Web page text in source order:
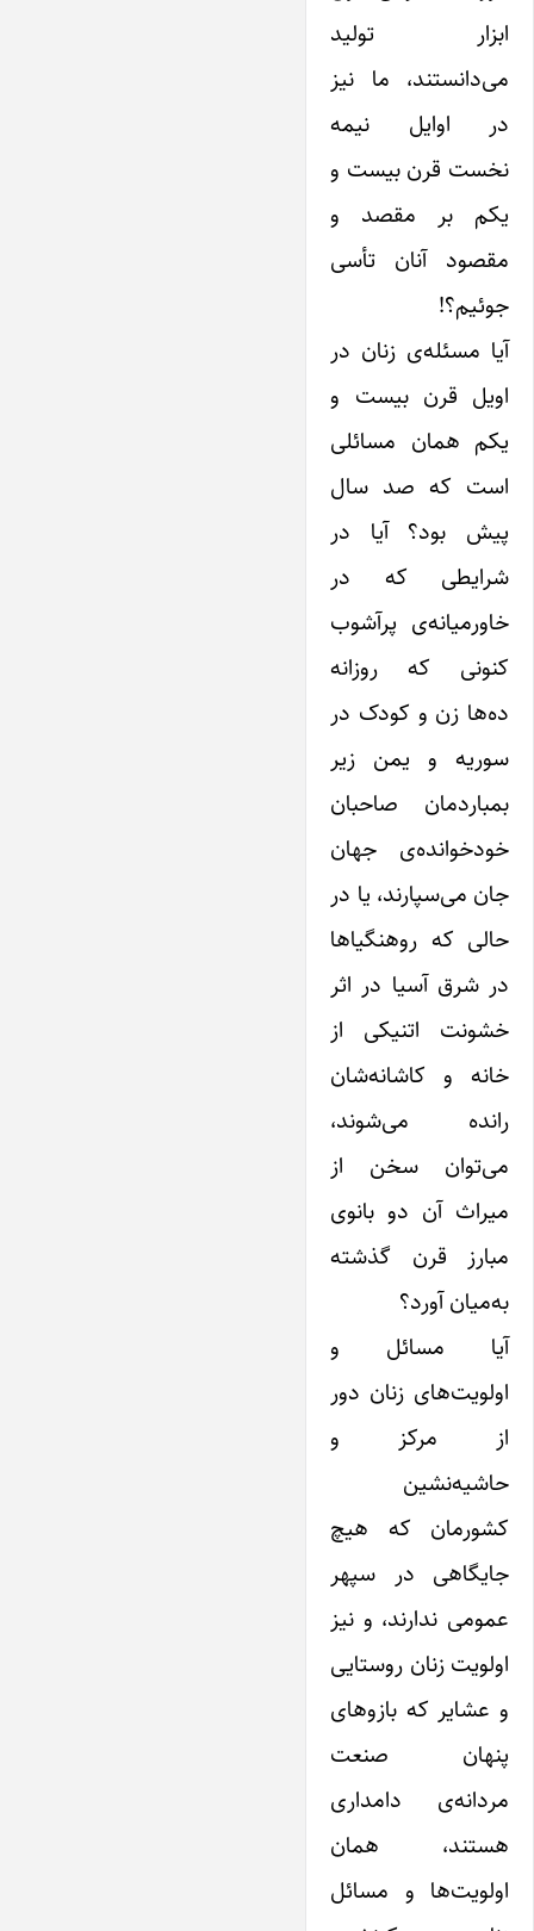
ابزار تولید
می‌دانستند، ما نیز
در اوایل نیمه
نخست قرن بیست و
یکم بر مقصد و
مقصود آنان تأسی
‌جوئیم؟!
آیا مسئله‌ی زنان در
اویل قرن بیست و
یکم همان مسائلی
است که صد سال
پیش بود؟ آیا در
شرایطی که در
خاورمیانه‌ی پرآشوب
کنونی که روزانه
ده‌ها زن و کودک در
سوریه و یمن زیر
بمباردمان صاحبان
خودخوانده‌ی جهان
جان می‌سپارند، یا در
حالی که روهنگیاها
در شرق آسیا در اثر
خشونت اتنیکی از
خانه و کاشانه‌شان
رانده می‌شوند،
می‌توان سخن از
میراث آن دو بانوی
مبارز قرن گذشته
به‌میان آورد؟
آیا مسائل و
اولویت‌های زنان دور
از مرکز و
حاشیه‌نشین
کشورمان که هیچ
جایگاهی در سپهر
عمومی ندارند، و نیز
اولویت زنان روستایی
و عشایر که بازوهای
پنهان صنعت
مردانه‌ی دامداری
هستند، همان
اولویت‌ها و مسائل